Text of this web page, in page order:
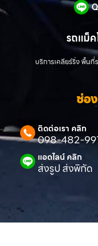
รถแม็
บริการเคลียร์ริ่ง พื้น
ช่อ
ติดต่อเรา คลิก
098-482-
แอดไลน์ คลิก
ส่งรูป ส่งพิกัด